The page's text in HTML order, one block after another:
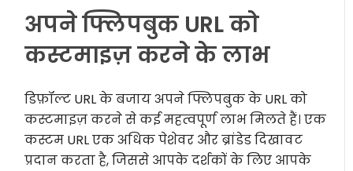
अपने फ्लिपबुक URL को
कस्टमाइज़ करने के लाभ
डिफ़ॉल्ट URL के बजाय अपने फ्लिपबुक के URL को
कस्टमाइज़ करने से कई महत्वपूर्ण लाभ मिलते हैं। एक
कस्टम URL एक अधिक पेशेवर और ब्रांडेड दिखावट
प्रदान करता है, जिससे आपके दर्शकों के लिए आपके